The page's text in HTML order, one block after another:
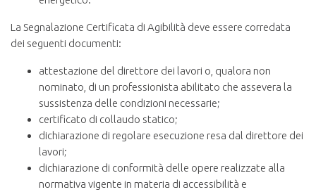
La Segnalazione Certificata di Agibilità deve essere corredata
dei seguenti documenti:
attestazione del direttore dei lavori o, qualora non
nominato, di un professionista abilitato che assevera la
sussistenza delle condizioni necessarie;
certificato di collaudo statico;
dichiarazione di regolare esecuzione resa dal direttore dei
lavori;
dichiarazione di conformità delle opere realizzate alla
normativa vigente in materia di accessibilità e